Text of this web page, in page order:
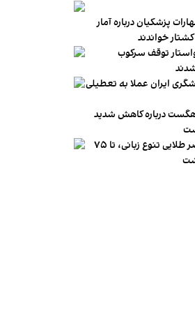
پزشکیان درباره آمار
کشتار خواندند
توقف سرکوب
ایران عملا به تعطیلی
درباره کاهش شدید
تخمین پژوهشگران: در عصر طلایی تنوع زبانی، تا ۷۵